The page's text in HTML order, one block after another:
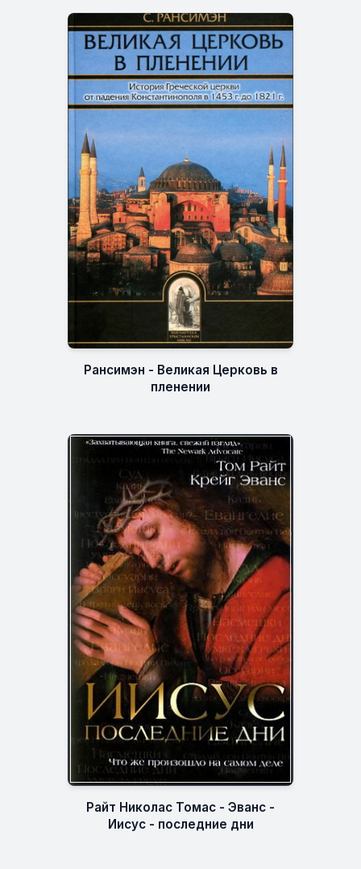
Рансимэн - Великая Церковь в
пленении
Райт Николас Томас - Эванс -
Иисус - последние дни